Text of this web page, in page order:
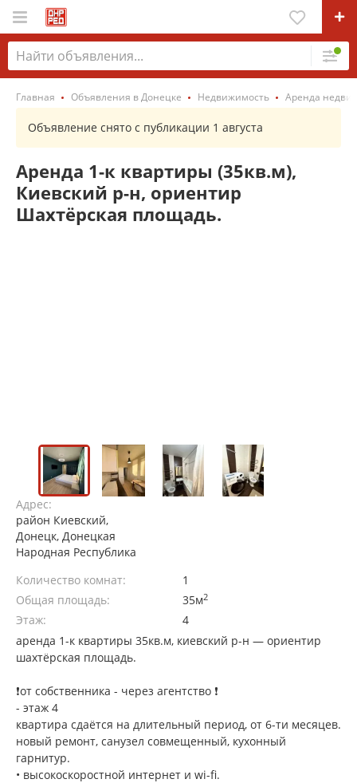
Главная Объявления в Донецке Недвижимость Аренда
Объявление снято с публикации 1 августа
Аренда 1-к квартиры (35кв.м),
Киевский р-н, ориентир
Шахтёрская площадь.
Адрес:
район Киевский,
Донецк, Донецкая
Народная Республика
Количество комнат:
1
Общая площадь:
35м2
Этаж:
4
аренда 1-к квартиры 35кв.м, киевский р-н — ориентир
шахтёрская площадь.
❗️от собственника - через агентство ❗️
- этаж 4
квартира сдаётся на длительный период, от 6-ти месяцев.
новый ремонт, санузел совмещенный, кухонный
гарнитур.
• высокоскоростной интернет и wi-fi.